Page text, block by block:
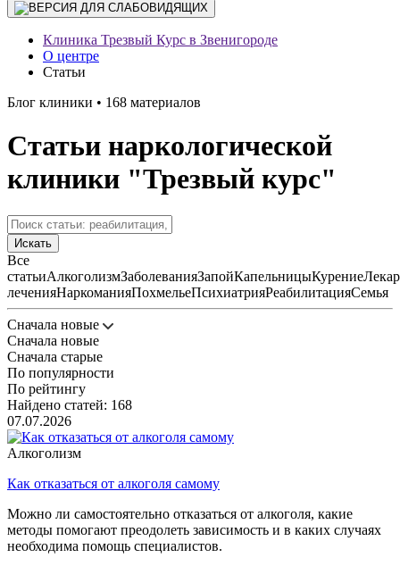
Клиника Трезвый Курс в Звенигороде
О центре
Статьи
Блог клиники • 168 материалов
Статьи наркологической
клиники "Трезвый курс"
Искать
Все
статьиАлкоголизмЗаболеванияЗапойКапельницыКурение
леченияНаркоманияПохмельеПсихиатрияРеабилитацияСемья
Сначала новые
Сначала новые
Сначала старые
По популярности
По рейтингу
Найдено статей: 168
07.07.2026
Алкоголизм
Как отказаться от алкоголя самому
Можно ли самостоятельно отказаться от алкоголя, какие
методы помогают преодолеть зависимость и в каких случаях
необходима помощь специалистов.